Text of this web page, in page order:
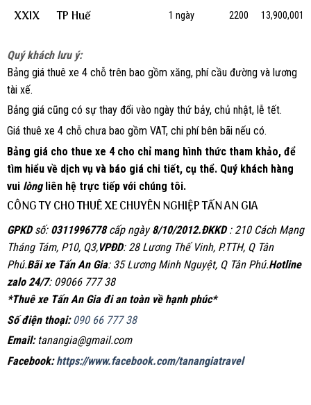
XXIX TP Huế 1 ngày 2200 13,900,001
Quý khách lưu ý:
Bảng giá thuê xe 4 chỗ trên bao gồm xăng, phí cầu đường và lương
tài xế.
Bảng giá cũng có sự thay đổi vào ngày thứ bảy, chủ nhật, lễ tết.
Giá thuê xe 4 chỗ chưa bao gồm VAT, chi phí bên bãi nếu có.
Bảng giá cho thue xe 4 cho chỉ mang hình thức tham khảo, để
tìm hiểu về dịch vụ và báo giá chi tiết, cụ thể. Quý khách hàng
vui lòngliên hệ trực tiếp với chúng tôi.
CÔNG TY CHO THUÊ XE CHUYÊN NGHIỆP TẤN AN GIA
GPKDsố: 0311996778cấp ngày8/10/2012.ĐKKD: 210 Cách Mạng
Tháng Tám, P10, Q3,VPĐD: 28 Lương Thế Vinh, P.TTH, Q Tân
Phú.Bãi xe Tấn An Gia: 35 Lương Minh Nguyệt, Q Tân Phú.Hotline
zalo 24/7: 09066 777 38
*Thuê xe Tấn An Gia đi an toàn về hạnh phúc*
Số điện thoại:090 66 777 38
Email:tanangia@gmail.com
Facebook:https://www.facebook.com/tanangiatravel